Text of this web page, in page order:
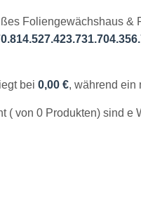
Foliengewächshaus
bei 0,00 €, während ein
( von 0 Produkten) sind